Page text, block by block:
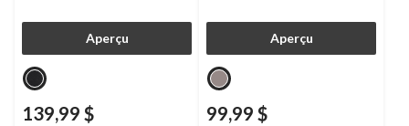
Aperçu
139,99 $
Aperçu
99,99 $